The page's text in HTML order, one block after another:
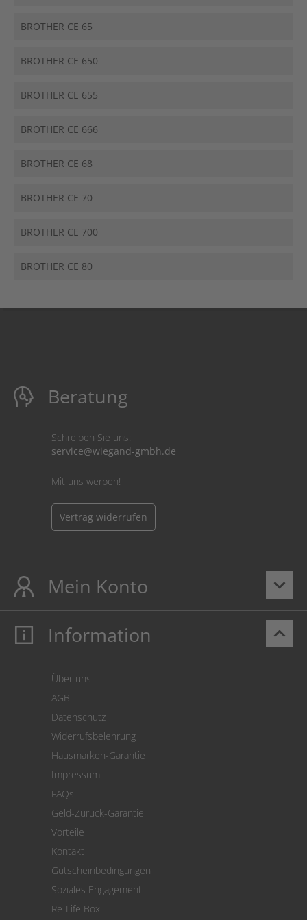
BROTHER CE 65
BROTHER CE 650
BROTHER CE 655
BROTHER CE 666
BROTHER CE 68
BROTHER CE 70
BROTHER CE 700
BROTHER CE 80
Beratung
Schreiben Sie uns:
service@wiegand-gmbh.de
Mit uns werben!
Vertrag widerrufen
keyboard_arrow_down
Mein Konto
Mein Konto
Cookie Einstellungen
keyboard_arrow_up
Information
Über uns
AGB
Datenschutz
Widerrufsbelehrung
Hausmarken-Garantie
Impressum
FAQs
Geld-Zurück-Garantie
Vorteile
Kontakt
Gutscheinbedingungen
Soziales Engagement
Re-Life Box